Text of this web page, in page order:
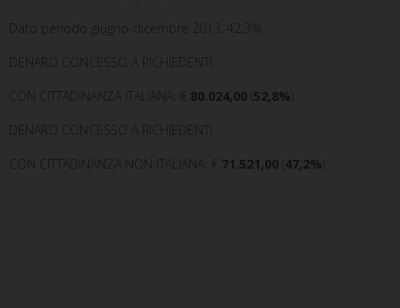
Dato periodo giugno-dicembre 2013: 42,3%
DENARO CONCESSO A RICHIEDENTI
CON CITTADINANZA ITALIANA: € 80.024,00 52,8%
DENARO CONCESSO A RICHIEDENTI
CON CITTADINANZA NON ITALIANA: € 71.521,00 47,2%